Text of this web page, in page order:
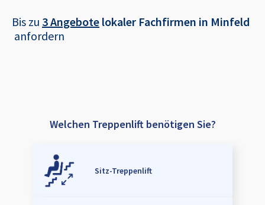
Bis zu 3 Angebote lokaler Fachfirmen in Minfeld
anfordern
Welchen Treppenlift benötigen Sie?
Sitz-Treppenlift